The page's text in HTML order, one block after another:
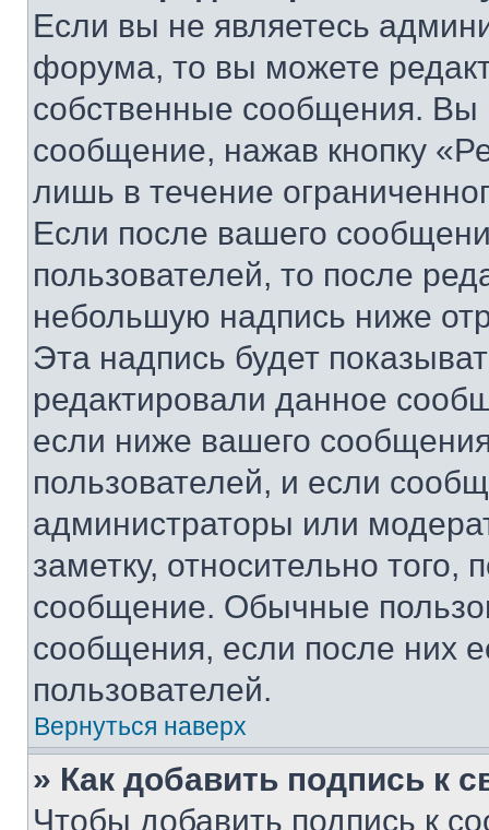
Если вы не являетесь
форума, то вы можете
собственные сообщения. Вы
сообщение, нажав кнопку
лишь в течение
Если после вашего
пользователей, то после
небольшую надпись ниже
Эта надпись будет
редактировали данное
если ниже вашего
пользователей, и если
администраторы или
заметку, относительно
сообщение. Обычные
сообщения, если после них
пользователей.
Вернуться наверх
» Как добавить подпись к
Чтобы добавить подпись к